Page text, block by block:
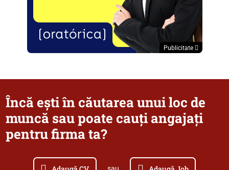
Publicitate
Încă ești în căutarea unui loc de
muncă sau poate cauți angajați
pentru firma ta?